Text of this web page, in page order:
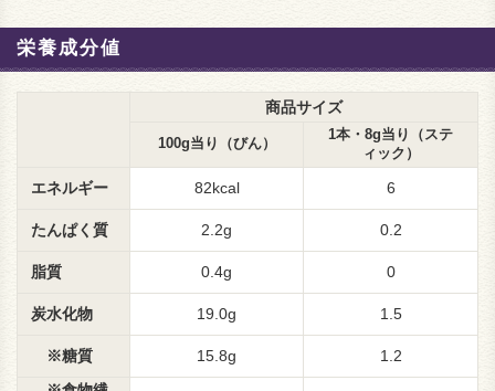
栄養成分値
商品サイズ
100g当り（びん）
1本・8g当り（ステ
ィック）
エネルギー 82kcal 6
たんぱく質 2.2g 0.2
脂質 0.4g 0
炭水化物 19.0g 1.5
※糖質 15.8g
1.2